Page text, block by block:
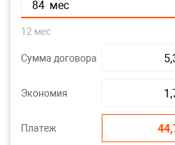
84 мес
12 мес
Сумма договора
Экономия
Платеж